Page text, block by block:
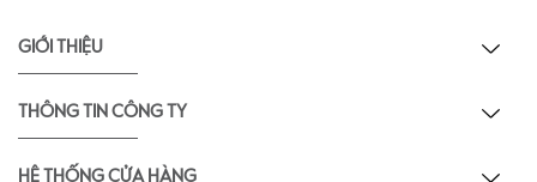
GIỚI THIỆU
THÔNG TIN CÔNG TY
HỆ THỐNG CỬA HÀNG